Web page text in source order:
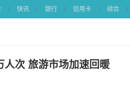
快讯 银行 信用卡 综合
人次 旅游市场加速回暖